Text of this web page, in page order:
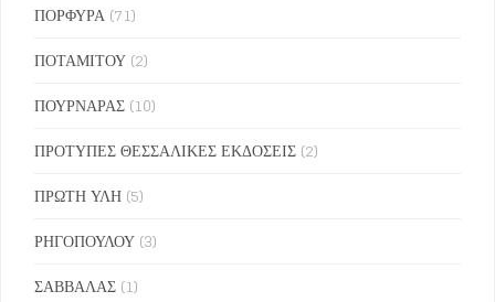
ΠΟΡΦΥΡΑ (71)
ΠΟΤΑΜΙΤΟΥ (2)
ΠΟΥΡΝΑΡΑΣ (10)
ΠΡΟΤΥΠΕΣ ΘΕΣΣΑΛΙΚΕΣ ΕΚΔΟΣΕΙΣ (2)
ΠΡΩΤΗ ΥΛΗ (5)
ΡΗΓΟΠΟΥΛΟΥ (3)
ΣΑΒΒΑΛΑΣ (1)